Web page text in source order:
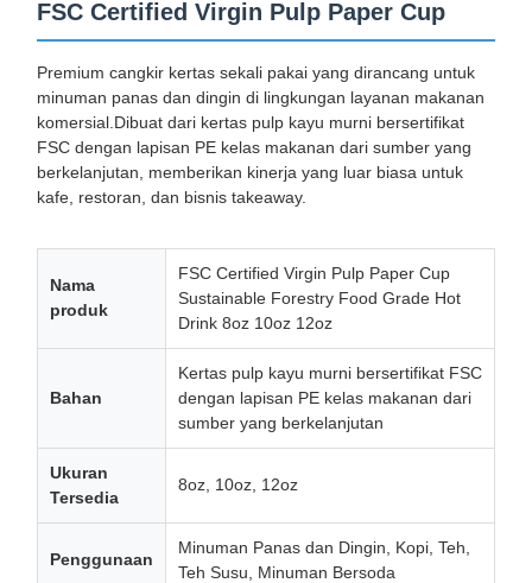
FSC Certified Virgin Pulp Paper Cup
Premium cangkir kertas sekali pakai yang dirancang untuk
minuman panas dan dingin di lingkungan layanan makanan
komersial.Dibuat dari kertas pulp kayu murni bersertifikat
FSC dengan lapisan PE kelas makanan dari sumber yang
berkelanjutan, memberikan kinerja yang luar biasa untuk
kafe, restoran, dan bisnis takeaway.
Nama
produk
FSC Certified Virgin Pulp Paper Cup
Sustainable Forestry Food Grade Hot
Drink 8oz 10oz 12oz
Bahan
Kertas pulp kayu murni bersertifikat FSC
dengan lapisan PE kelas makanan dari
sumber yang berkelanjutan
Ukuran
Tersedia
8oz, 10oz, 12oz
Penggunaan
Minuman Panas dan Dingin, Kopi, Teh,
Teh Susu, Minuman Bersoda